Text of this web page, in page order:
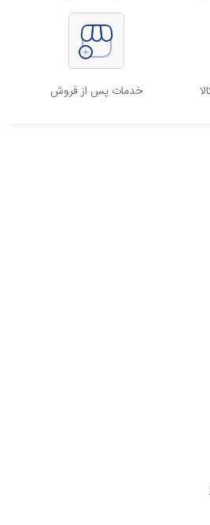
خدمات پس از فروش